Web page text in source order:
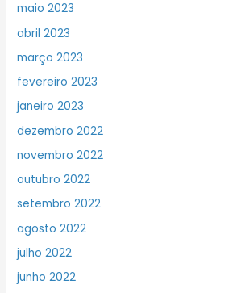
maio 2023
abril 2023
março 2023
fevereiro 2023
janeiro 2023
dezembro 2022
novembro 2022
outubro 2022
setembro 2022
agosto 2022
julho 2022
junho 2022